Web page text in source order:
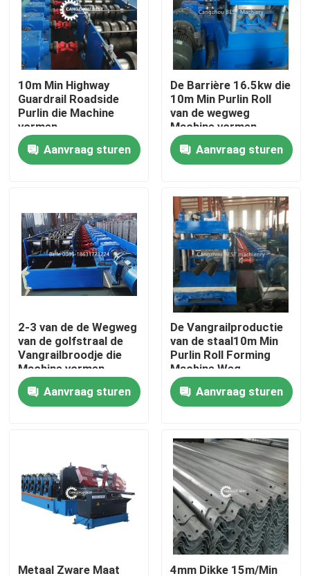
Producten
Ongeveer ons
Kwaliteitscontrole
Contacteer ons
Gevallen
het broodje die van het dakwerkblad machine vormen
Dubbel Laagbroodje die Machine vormen
10m Min Highway
Guardrail Roadside
Purlin die Machine
vormen
Aanvraag sturen
De Barrière 16.5kw die
10m Min Purlin Roll
van de wegweg
Machine vormen
Aanvraag sturen
2-3 van de de Wegweg
van de golfstraal de
Vangrailbroodje die
Machine vormen
Aanvraag sturen
De Vangrailproductie
van de staal10m Min
Purlin Roll Forming
Machine Weg
Aanvraag sturen
Metaal Zware Maat
4mm Dikke 15m/Min